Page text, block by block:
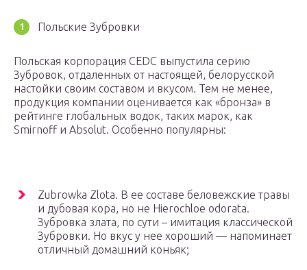
Польские Зубровки
Польская корпорация CEDC выпустила серию
Зубровок, отдаленных от настоящей, белорусской
настойки своим составом и вкусом. Тем не менее,
продукция компании оценивается как «бронза» в
рейтинге глобальных водок, таких марок, как
Smirnoff и Absolut. Особенно популярны:
Zubrowka Zlota. В ее составе беловежские травы
и дубовая кора, но не Hierochloe odorata.
Зубровка злата, по сути – имитация классической
Зубровки. Но вкус у нее хороший — напоминает
отличный домашний коньяк;